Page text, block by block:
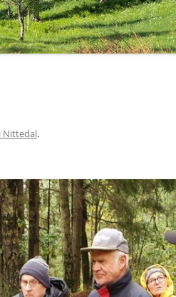
BREV 2020
BREV 2019
BREV 2016
BREV 2014 OG
GREFSENÅSEN 20.
VILLBLOMSTENS
RØVERKOLLEN 17.
MAI 2018
SOPPTUR PÅ
SEPTEMBER 2017
TUR I
2017
.